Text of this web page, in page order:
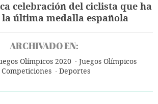
celebración del ciclista que ha
la última medalla española
ARCHIVADO EN:
Olímpicos 2020
Juegos Olímpicos
Competiciones
Deportes